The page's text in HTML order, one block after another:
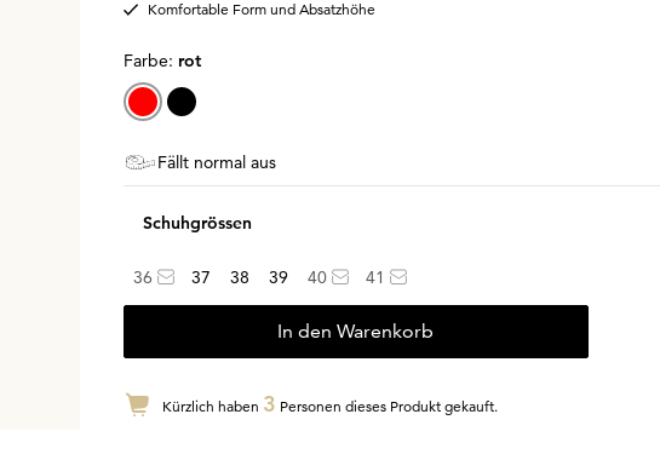
Komfortable Form und Absatzhöhe
Farbe: rot
Fällt normal aus
Schuhgrössen
36 37 38 39 40 41
In den Warenkorb
Kürzlich haben 3 Personen dieses Produkt gekauft.